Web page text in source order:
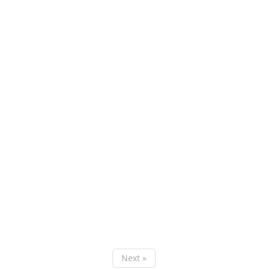
Next »